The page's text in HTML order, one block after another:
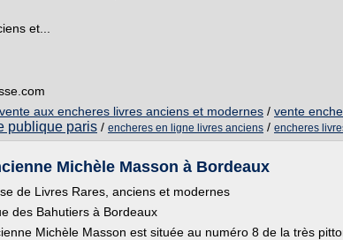
et...
vente aux encheres livres anciens et modernes / vente
publique paris / encheres en ligne livres anciens / encheres
Michèle Masson à Bordeaux
de Livres Rares, anciens et modernes
des Bahutiers à Bordeaux
Michèle Masson est située au numéro 8 de la très